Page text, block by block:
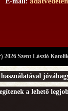
2026 Szent László
a lehető